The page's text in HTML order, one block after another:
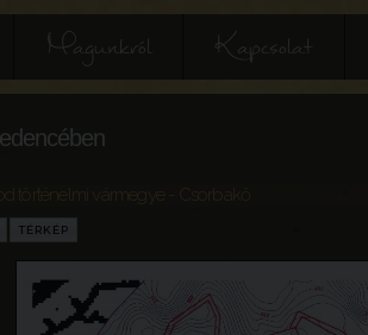
Magunkról Kapcsolat
történelmi vármegye
TÉRKÉP